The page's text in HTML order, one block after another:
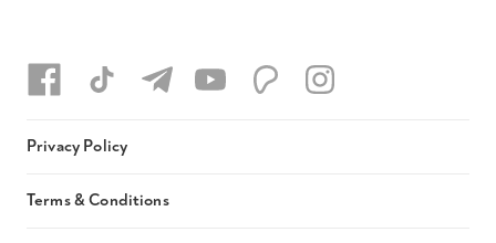
Privacy Policy
Terms & Conditions